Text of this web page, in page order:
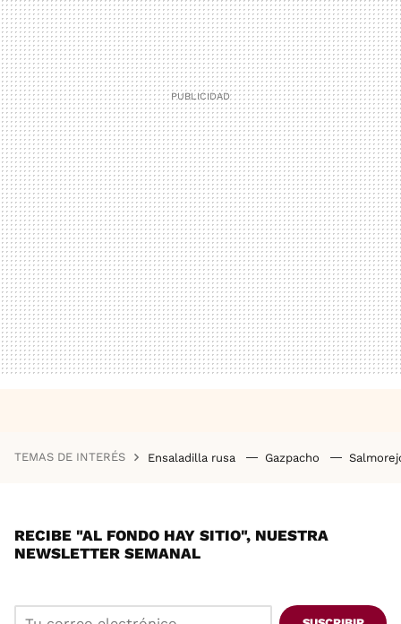
TEMAS DE INTERÉS Ensaladilla rusa Gazpacho
RECIBE "AL FONDO HAY SITIO", NUESTRA
NEWSLETTER SEMANAL